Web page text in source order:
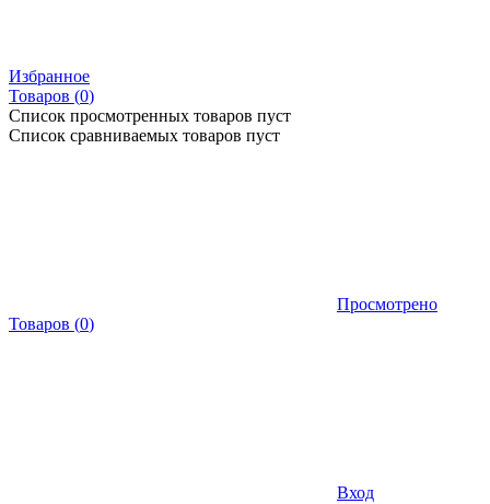
Избранное
Товаров (0)
Список просмотренных товаров пуст
Список сравниваемых товаров пуст
Просмотрено
Товаров (0)
Вход